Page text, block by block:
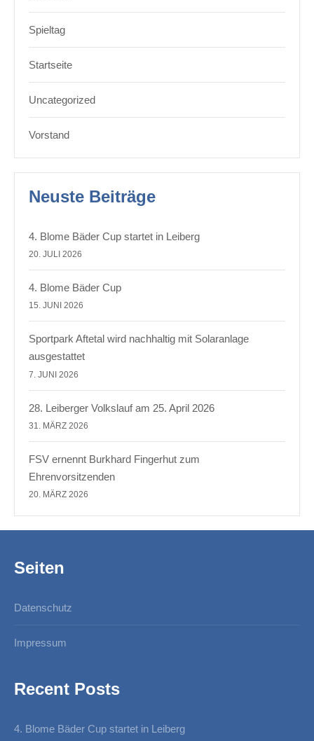
Spieltag
Startseite
Uncategorized
Vorstand
Neuste Beiträge
4. Blome Bäder Cup startet in Leiberg
20. JULI 2026
4. Blome Bäder Cup
15. JUNI 2026
Sportpark Aftetal wird nachhaltig mit Solaranlage
ausgestattet
7. JUNI 2026
28. Leiberger Volkslauf am 25. April 2026
31. MÄRZ 2026
FSV ernennt Burkhard Fingerhut zum
Ehrenvorsitzenden
20. MÄRZ 2026
Seiten
Datenschutz
Impressum
Recent Posts
4. Blome Bäder Cup startet in Leiberg